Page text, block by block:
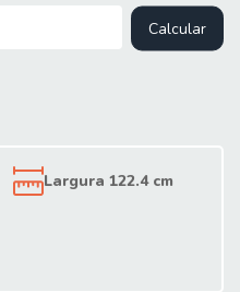
Calcular
Largura 122.4 cm